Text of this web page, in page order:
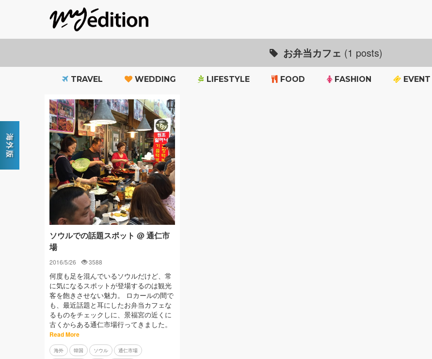
お弁当カフェ (1 posts)
TRAVEL WEDDING LIFESTYLE FOOD FASHION EVENT
ソウルでの話題スポット @ 通仁市
場
2016/5/26 3588
何度も足を混んでいるソウルだけど、常
に気になるスポットが登場するのは観光
客を飽きさせない魅力。 ロカールの間で
も、最近話題と耳にしたお弁当カフェな
るものをチェックしに、景福宮の近くに
古くからある通仁市場行ってきました。
Read More
海外 韓国 ソウル 通仁市場